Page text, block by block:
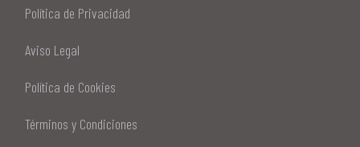
Política de Privacidad
Aviso Legal
Política de Cookies
Términos y Condiciones